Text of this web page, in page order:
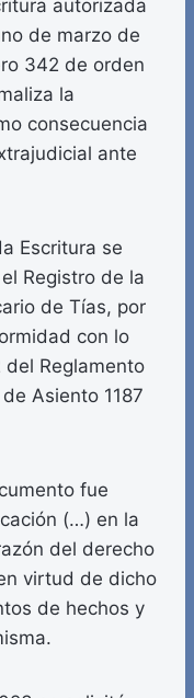
autorizada
de marzo de
342 de orden
la
consecuencia
ante
Escritura se
Registro de la
de Tías, por
con lo
Reglamento
Asiento 1187
fue
(…) en la
del derecho
virtud de dicho
de hechos y